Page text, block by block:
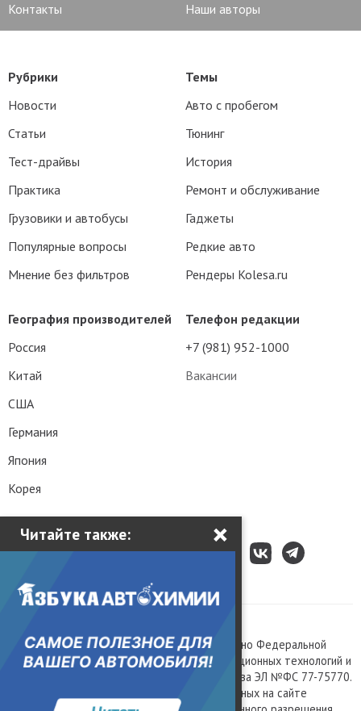
Читайте также: ×
Контакты
Наши авторы
Телефон редакции
+7 (981) 952-1000
Вакансии
Рубрики
Новости
Статьи
Тест-драйвы
Практика
Грузовики и автобусы
Популярные вопросы
Мнение без фильтров
Темы
Авто с пробегом
Тюнинг
История
Ремонт и обслуживание
Гаджеты
Редкие авто
Рендеры Kolesa.ru
География производителей
Россия
Китай
США
Германия
Япония
Корея
Сетевое издание «Kolesa.ru», зарегистрировано Федеральной
службой по надзору в сфере связи, информационных технологий и
массовых коммуникаций, номер свидетельства ЭЛ №ФС 77-75770.
Любое использование материалов, размещенных на сайте